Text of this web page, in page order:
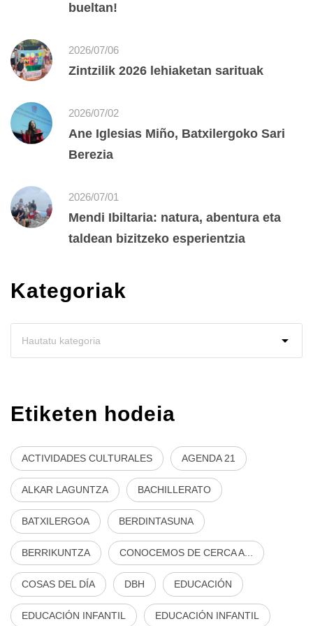
bueltan!
2026/07/06
Zintzilik 2026 lehiaketan sarituak
2026/07/02
Ane Iglesias Miño, Batxilergoko Sari
Berezia
2026/07/01
Mendi Ibiltaria: natura, abentura eta
taldean bizitzeko esperientzia
Kategoriak
Etiketen hodeia
ACTIVIDADES CULTURALES AGENDA 21
ALKAR LAGUNTZA BACHILLERATO
BATXILERGOA BERDINTASUNA
BERRIKUNTZA CONOCEMOS DE CERCA A...
COSAS DEL DÍA DBH EDUCACIÓN
EDUCACIÓN INFANTIL EDUCACIÓN INFANTIL